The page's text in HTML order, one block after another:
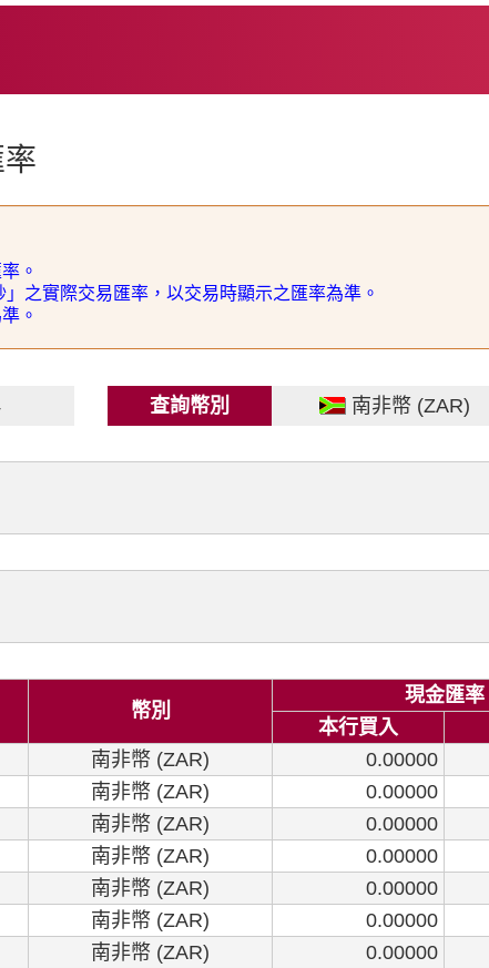
。
」之實際交易匯率，以交易時顯示之匯率為準。
。
查詢幣別 南非幣 (ZAR)
幣別
現金匯率
本行買入
南非幣 (ZAR) 0.00000
南非幣 (ZAR) 0.00000
南非幣 (ZAR) 0.00000
南非幣 (ZAR) 0.00000
南非幣 (ZAR) 0.00000
南非幣 (ZAR) 0.00000
南非幣 (ZAR) 0.00000